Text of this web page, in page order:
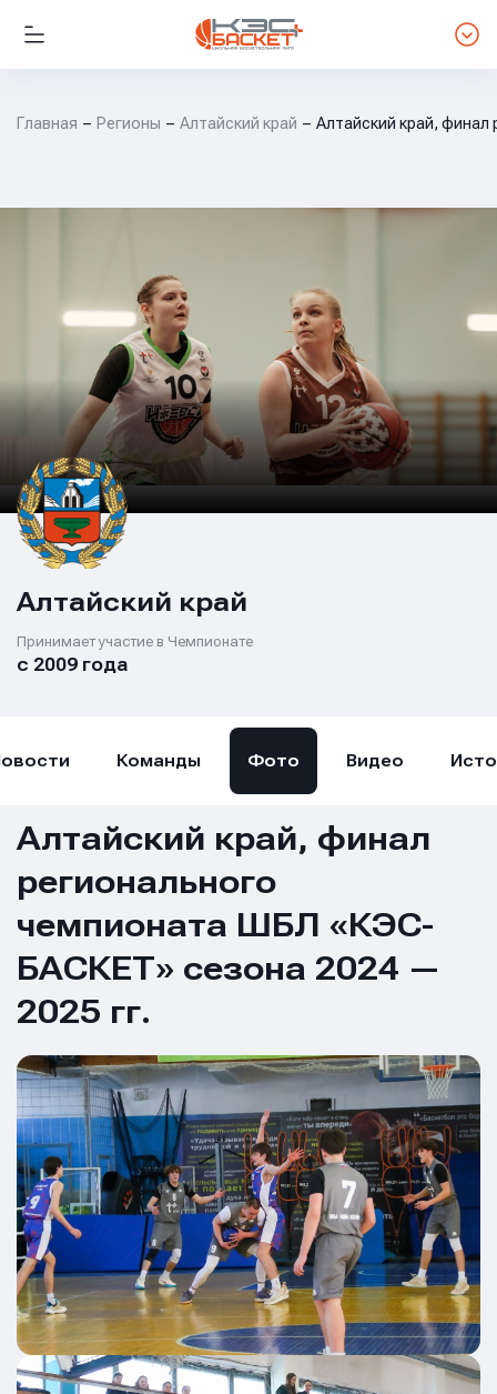
Главная Регионы Алтайский край Алтайский край,
Алтайский край
Принимает участие в Чемпионате
с 2009 года
Команды Фото Видео
Алтайский край, финал
регионального
чемпионата ШБЛ «КЭС-
БАСКЕТ» сезона 2024 —
2025 гг.